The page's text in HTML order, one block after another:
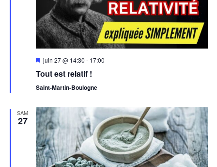
Mis
avant
juin 27 @ 14:30 - 17:00
Tout est relatif !
Saint-Martin-Boulogne
SAM
27